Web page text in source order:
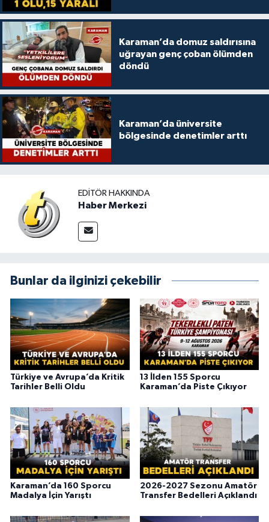
Karaman’da domuz saldırısına
uğrayan genç çoban ölümden
döndü
Karaman’da üniversite
bölgesinde denetimler arttı
EDITÖR HAKKINDA
Haber Merkezi
Bunlar da ilginizi çekebilir
Türkiye ve Avrupa’da Kritik
Tarihler Belli Oldu
13 İlden 155 Sporcu
Karaman’da Piste Çıkıyor
Karaman’da 160 Sporcu
Madalya İçin Yarıştı
2026-2027 Sezonu Amatör
Transfer Bedelleri Açıklandı